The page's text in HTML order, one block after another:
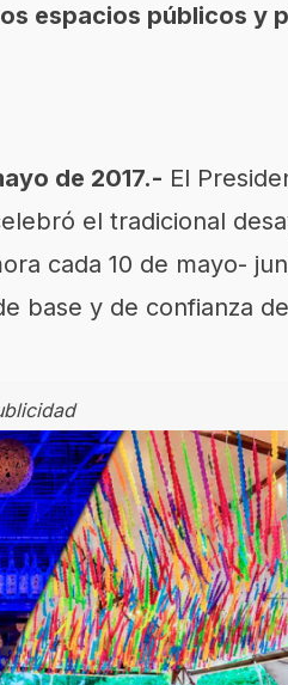
espacios públicos y
de 2017.- El
el tradicional
cada 10 de mayo-
base y de confianza